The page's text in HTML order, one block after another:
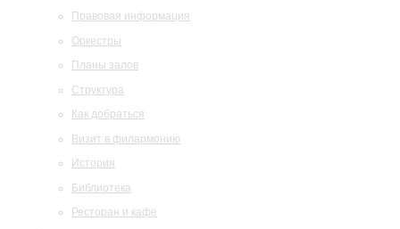
Правовая информация
Оркестры
Планы залов
Структура
Как добраться
Визит в филармонию
История
Библиотека
Ресторан и кафе